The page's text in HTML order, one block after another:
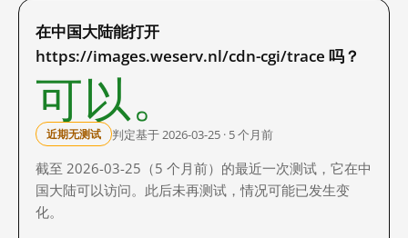
在中国大陆能打开
https://images.weserv.nl/cdn-cgi/trace 吗？
可以。
近期无测试 判定基于 2026-03-25 · 5 个月前
截至 2026-03-25（5 个月前）的最近一次测试，它在中
国大陆可以访问。此后未再测试，情况可能已发生变
化。